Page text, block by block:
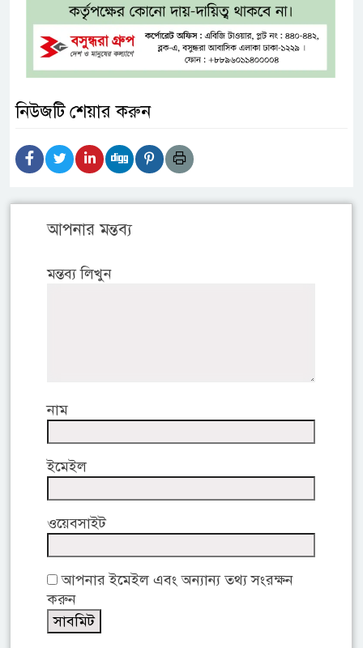
নিউজটি শেয়ার করুন
আপনার মন্তব্য
মন্তব্য লিখুন
নাম
ইমেইল
ওয়েবসাইট
আপনার ইমেইল এবং অন্যান্য তথ্য সংরক্ষন
করুন